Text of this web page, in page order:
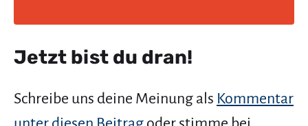
Jetzt bist du dran!
Schreibe uns deine Meinung als Kommentar